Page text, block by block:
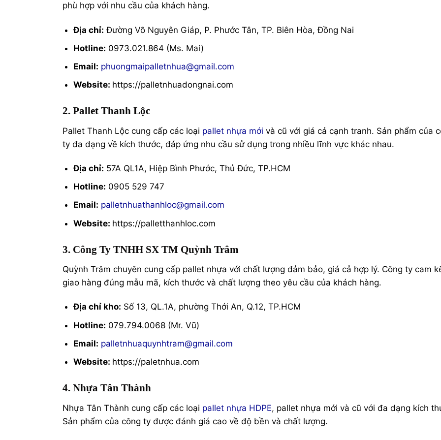
phù hợp với nhu cầu của khách hàng.
Địa chỉ: Đường Võ Nguyên Giáp, P. Phước Tân, TP. Biên Hòa, Đồng Nai
Hotline: 0973.021.864 (Ms. Mai)
Email: phuongmaipalletnhua@gmail.com
Website: https://palletnhuadongnai.com
2. Pallet Thanh Lộc
Pallet Thanh Lộc cung cấp các loại pallet nhựa mới và cũ với giá cả cạnh tranh. Sản phẩm của
ty đa dạng về kích thước, đáp ứng nhu cầu sử dụng trong nhiều lĩnh vực khác nhau.
Địa chỉ: 57A QL1A, Hiệp Bình Phước, Thủ Đức, TP.HCM
Hotline: 0905 529 747
Email: palletnhuathanhloc@gmail.com
Website: https://palletthanhloc.com
3. Công Ty TNHH SX TM Quỳnh Trâm
Quỳnh Trâm chuyên cung cấp pallet nhựa với chất lượng đảm bảo, giá cả hợp lý. Công ty cam
giao hàng đúng mẫu mã, kích thước và chất lượng theo yêu cầu của khách hàng.
Địa chỉ kho: Số 13, QL.1A, phường Thới An, Q.12, TP.HCM
Hotline: 079.794.0068 (Mr. Vũ)
Email: palletnhuaquynhtram@gmail.com
Website: https://paletnhua.com
4. Nhựa Tân Thành
Nhựa Tân Thành cung cấp các loại pallet nhựa HDPE, pallet nhựa mới và cũ với đa dạng kích
Sản phẩm của công ty được đánh giá cao về độ bền và chất lượng.